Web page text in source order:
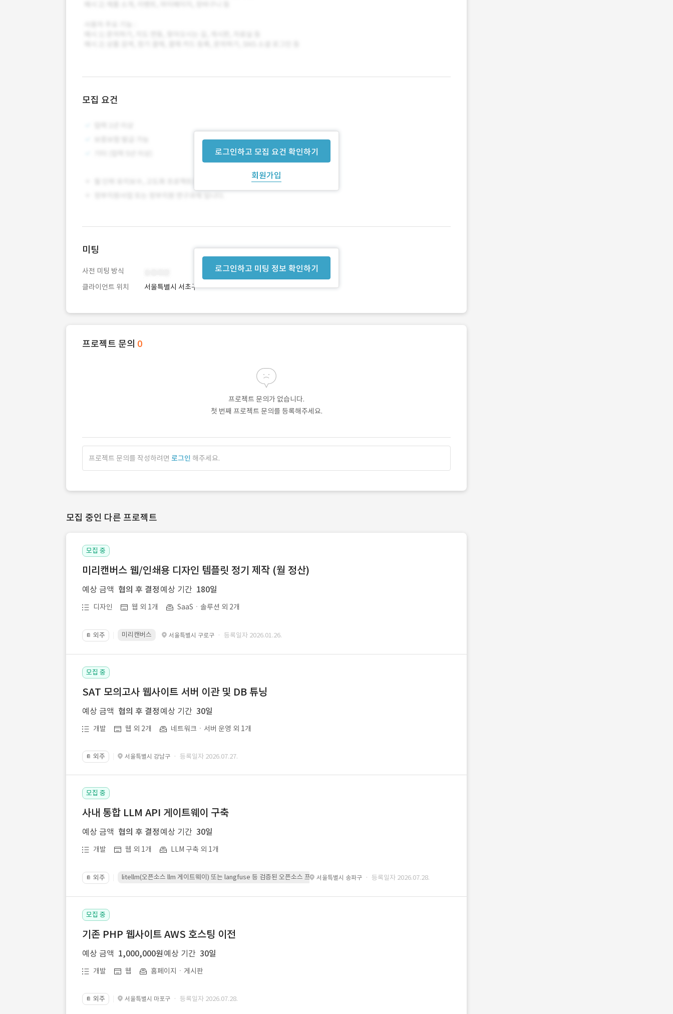
모집 요건
로그인하고 모집 요건 확인하기
회원가입
로그인하고 미팅 정보 확인하기
미팅
사전 미팅 방식
클라이언트 위치
서울특별시 서초구
프로젝트 문의 0
프로젝트 문의가 없습니다.
첫 번째 프로젝트 문의를 등록해주세요.
프로젝트 문의를 작성하려면 로그인 해주세요.
모집 중인 다른 프로젝트
모집 중
미리캔버스 웹/인쇄용 디자인 템플릿 정기 제작 (월 정산)
예상 금액 협의 후 결정 예상 기간 180일
디자인 웹 외 1개 SaaSㆍ솔루션 외 2개
📔 외주 미리캔버스 서울특별시 구로구 · 등록일자 2026.01.26.
모집 중
SAT 모의고사 웹사이트 서버 이관 및 DB 튜닝
예상 금액 협의 후 결정 예상 기간 30일
개발 웹 외 2개 네트워크ㆍ서버 운영 외 1개
📔 외주 서울특별시 강남구 · 등록일자 2026.07.27.
모집 중
사내 통합 LLM API 게이트웨이 구축
예상 금액 협의 후 결정 예상 기간 30일
개발 웹 외 1개 LLM 구축 외 1개
📔 외주 litellm(오픈소스 llm 게이트웨이) 또는 langfuse 등 검증된 오픈소스 프레임워크를 기반으로 시스템을 구축
서울특별시 송파구 · 등록일자 2026.07.28.
모집 중
기존 PHP 웹사이트 AWS 호스팅 이전
예상 금액 1,000,000원 예상 기간 30일
개발 웹 홈페이지ㆍ게시판
📔 외주 서울특별시 마포구 · 등록일자 2026.07.28.